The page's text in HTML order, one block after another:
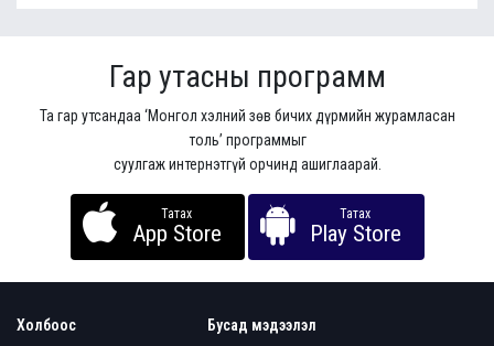
Гар утасны программ
Та гар утсандаа ‘Монгол хэлний зөв бичих дүрмийн журамласан
толь’ программыг
суулгаж интернэтгүй орчинд ашиглаарай.
Татах
App Store
Татах
Play Store
Холбоос
Бусад мэдээлэл